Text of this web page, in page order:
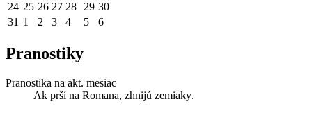
24 25 26 27 28 29 30
31 1 2 3 4 5 6
Pranostiky
Pranostika na akt. mesiac
Ak prší na Romana, zhnijú zemiaky.